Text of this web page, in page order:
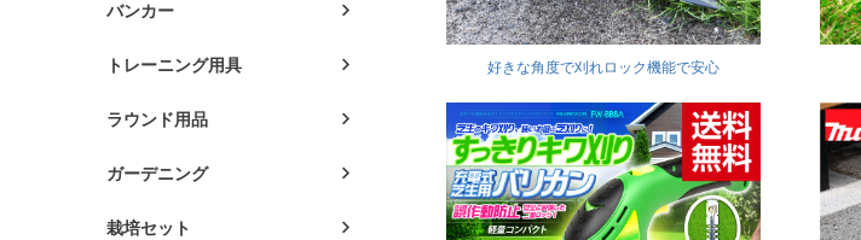
バンカー
トレーニング用具
ラウンド用品
ガーデニング
栽培セット
好きな角度で刈れロック機能で安心